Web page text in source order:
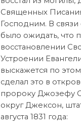
Священных
Господним. В связи
было ожидать, что
восстановлении
Устроении
выскажется по
сделал это в
пророку Джозефу
округ Джексон,
августа 1831 года: